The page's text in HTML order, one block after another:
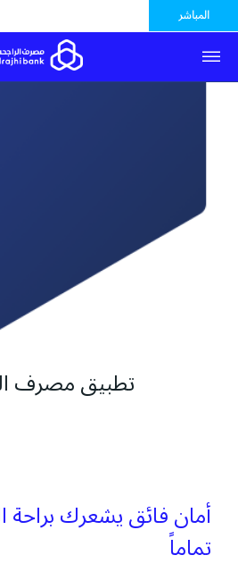
المباشر
تطبيق مصرف
أمان فائق يشعرك براحة
تماماً